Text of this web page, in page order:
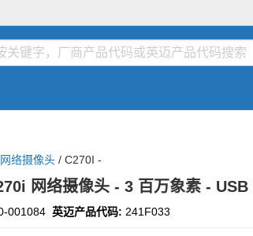
网络摄像头 / C270I -
网络摄像头 - 3 百万象素 -
001084 英迈产品代码: 241F033